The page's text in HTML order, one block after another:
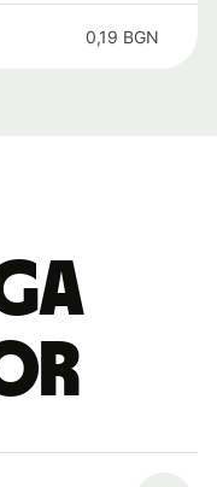
0,19 BGN